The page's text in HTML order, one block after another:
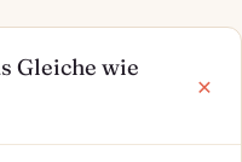
Gleiche wie